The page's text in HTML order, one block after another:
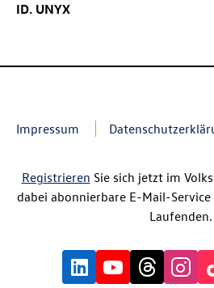
ID. UNYX
Impressum
Registrieren Sie sich jetzt im
dabei abonnierbare E-Mail-
Laufenden.